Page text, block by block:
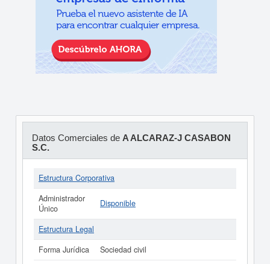
Datos Comerciales de A ALCARAZ-J CASABON
S.C.
Estructura Corporativa
Administrador
Único
Disponible
Estructura Legal
Forma Jurídica
Sociedad civil